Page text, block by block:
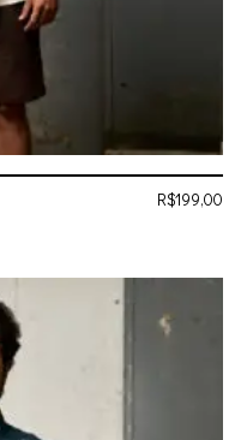
R$199,00